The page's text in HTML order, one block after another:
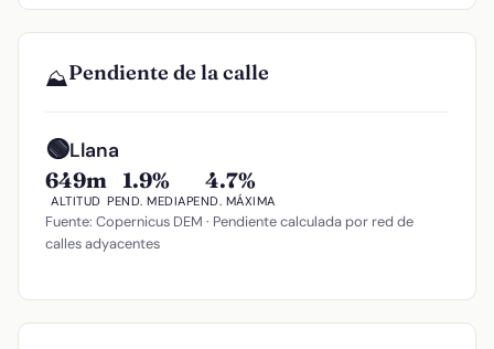
⛰️Pendiente de la calle
🟢Llana
649m
ALTITUD
1.9%
PEND. MEDIA
4.7%
PEND. MÁXIMA
Fuente: Copernicus DEM · Pendiente calculada por red de
calles adyacentes